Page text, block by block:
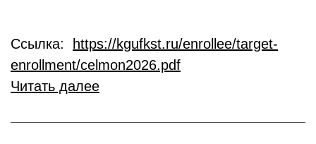
Ссылка:
https://kgufkst.ru/enrollee/target-
enrollment/celmon2026.pdf
Читать далее